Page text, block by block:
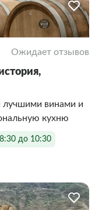
Ожидает отзывов
лучшими винами и
кухню
до 10:30